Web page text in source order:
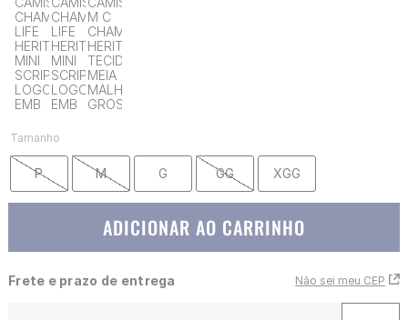
Tamanho
P M G GG XGG
ADICIONAR AO CARRINHO
Frete e prazo de entrega Não sei meu CEP